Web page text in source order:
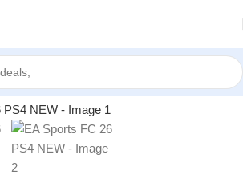
/Ηλεκτρονικά Παιχνίδια/PS4 Games